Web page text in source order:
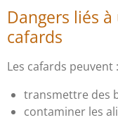
Dangers liés
cafards
Les cafards peuvent :
transmettre des
contaminer les